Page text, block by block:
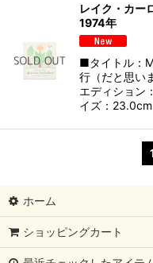
レイク・カー
1974年
■タイトル：
行（だと思い
エディション
イズ：
ホーム
ショッピングカート